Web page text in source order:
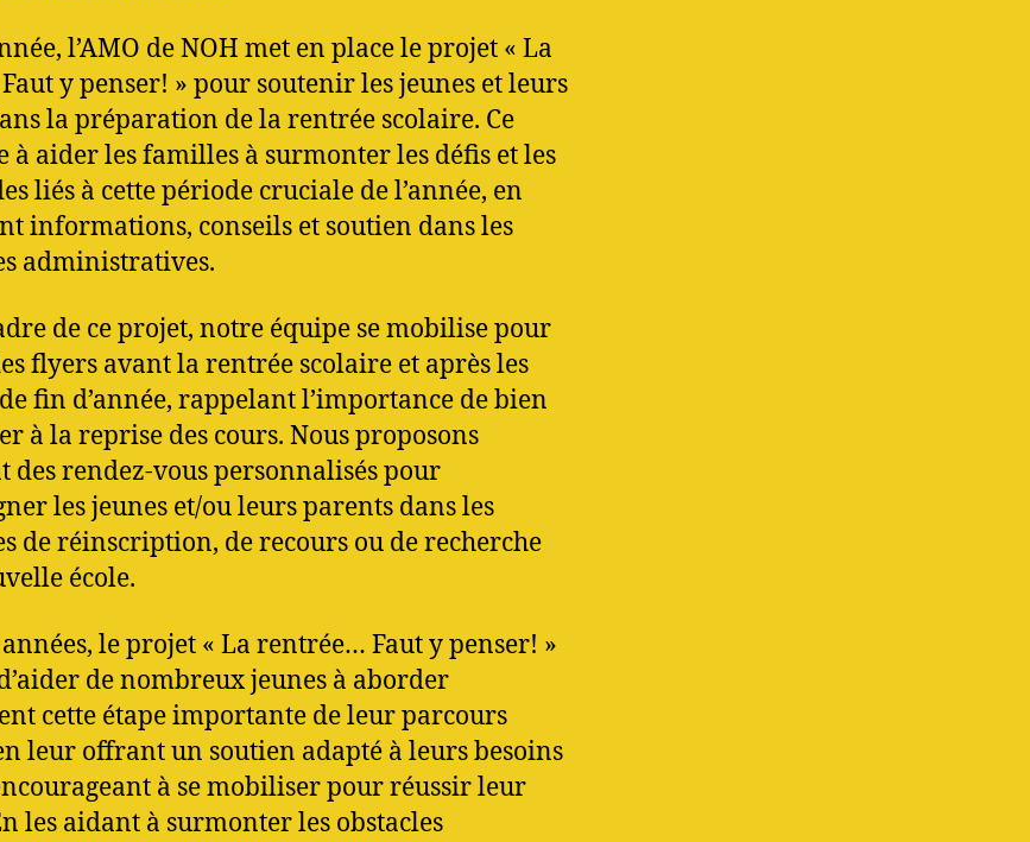
l’AMO de NOH met en place le projet « La
y penser! » pour soutenir les jeunes et leurs
la préparation de la rentrée scolaire. Ce
à aider les familles à surmonter les défis et les
liés à cette période cruciale de l’année, en
informations, conseils et soutien dans les
administratives.
de ce projet, notre équipe se mobilise pour
flyers avant la rentrée scolaire et après les
fin d’année, rappelant l’importance de bien
à la reprise des cours. Nous proposons
des rendez-vous personnalisés pour
les jeunes et/ou leurs parents dans les
de réinscription, de recours ou de recherche
école.
le projet « La rentrée… Faut y penser! »
de nombreux jeunes à aborder
cette étape importante de leur parcours
leur offrant un soutien adapté à leurs besoins
à se mobiliser pour réussir leur
les aidant à surmonter les obstacles